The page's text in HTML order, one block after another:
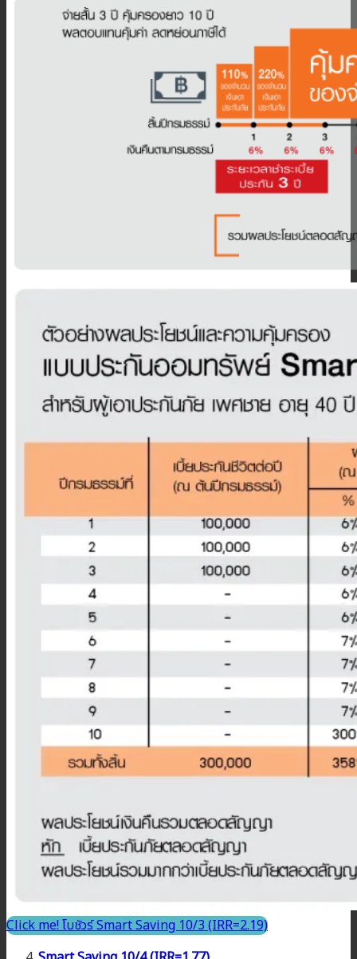
Click me! โบชัวร์ Smart Saving 10/3 (IRR=2.19)